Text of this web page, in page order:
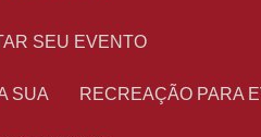
SEU EVENTO
SUA RECREAÇÃO PARA